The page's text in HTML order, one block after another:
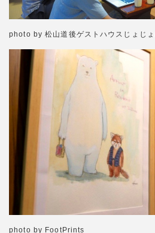
photo by 松山道後ゲストハウスじょじょ
photo by FootPrints